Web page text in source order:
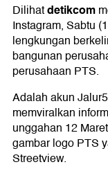
Dilihatdetikcom
Instagram, Sabtu
lengkungan
bangunan
perusahaan PTS.
Adalah akun
memviralkan
unggahan 12
gambar logo PTS
Streetview.